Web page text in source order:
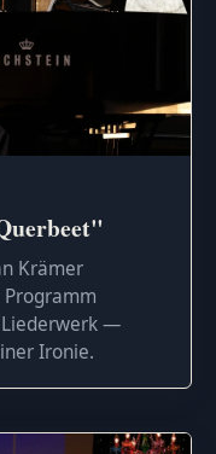
Krämer
Liederwerk —
Ironie.